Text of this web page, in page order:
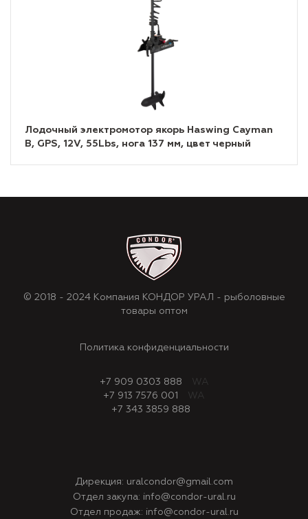
Лодочный электромотор якорь Haswing Cayman
B, GPS, 12V, 55Lbs, нога 137 мм, цвет черный
© 2018 - 2024 Компания КОНДОР УРАЛ - рыболовные
товары оптом
Политика конфиденциальности
+7 909 0303 888
WA
+7 913 7576 001
WA
+7 343 3859 888
Дирекция: uralcondor@gmail.com
Отдел закупа: info@condor-ural.ru
Отдел продаж: info@condor-ural.ru